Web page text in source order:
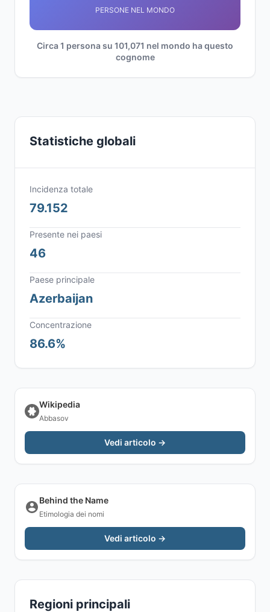
PERSONE NEL MONDO
Circa 1 persona su 101,071 nel mondo ha questo
cognome
Statistiche globali
Incidenza totale
79.152
Presente nei paesi
46
Paese principale
Azerbaijan
Concentrazione
86.6%
Wikipedia
Abbasov
Vedi articolo →
Behind the Name
Etimologia dei nomi
Vedi articolo →
Regioni principali